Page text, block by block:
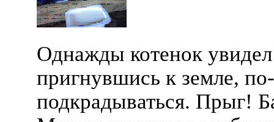
Однажды котенок
пригнувшись к земле,
подкрадываться. Прыг!